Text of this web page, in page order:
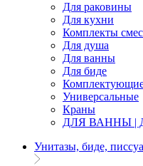
Для раковины
Для кухни
Комплекты
Для душа
Для ванны
Для биде
Комплектующие
Универсальные
Краны
ДЛЯ ВАННЫ |
Унитазы, биде,